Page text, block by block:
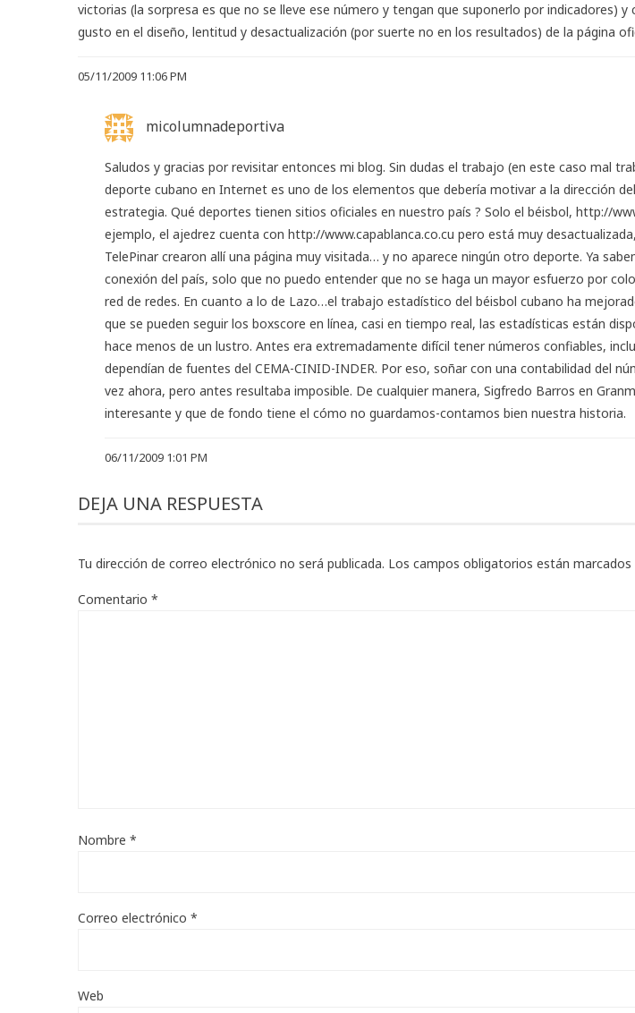
victorias (la sorpresa es que no se lleve ese número y tengan que suponerlo por indicadores) y
gusto en el diseño, lentitud y desactualización (por suerte no en los resultados) de la página
05/11/2009 11:06 PM
micolumnadeportiva
Saludos y gracias por revisitar entonces mi blog. Sin dudas el trabajo (en este caso mal
deporte cubano en Internet es uno de los elementos que debería motivar a la dirección
estrategia. Qué deportes tienen sitios oficiales en nuestro país ? Solo el béisbol, http://
ejemplo, el ajedrez cuenta con http://www.capablanca.co.cu pero está muy
TelePinar crearon allí una página muy visitada… y no aparece ningún otro deporte. Ya
conexión del país, solo que no puedo entender que no se haga un mayor esfuerzo por
red de redes. En cuanto a lo de Lazo…el trabajo estadístico del béisbol cubano ha
que se pueden seguir los boxscore en línea, casi en tiempo real, las estadísticas están
hace menos de un lustro. Antes era extremadamente difícil tener números confiables,
dependían de fuentes del CEMA-CINID-INDER. Por eso, soñar con una contabilidad del
vez ahora, pero antes resultaba imposible. De cualquier manera, Sigfredo Barros en
interesante y que de fondo tiene el cómo no guardamos-contamos bien nuestra historia.
06/11/2009 1:01 PM
DEJA UNA RESPUESTA
Tu dirección de correo electrónico no será publicada. Los campos obligatorios están marcados
Comentario *
Nombre *
Correo electrónico *
Web